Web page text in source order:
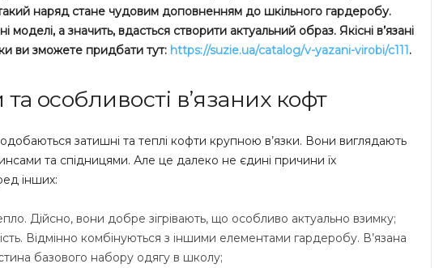
наряд стане чудовим доповненням до шкільного гардеробу.
моделі, а значить, вдасться створити актуальний образ. Якісні в’язані
ви зможете придбати тут: https://suzie.ua/catalog/v-yazani-virobi/c111.
особливості в’язаних кофт
затишні та теплі кофти крупною в’язки. Вони виглядають
та спідницями. Але це далеко не єдині причини їх
інших:
Дійсно, вони добре зігрівають, що особливо актуально взимку;
Відмінно комбінуються з іншими елементами гардеробу. В’язана
базового набору одягу в школу;